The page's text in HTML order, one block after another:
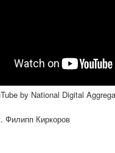
by National Digital
Филипп Киркоров